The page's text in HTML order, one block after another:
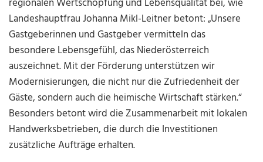
regionalen Wertschöpfung und Lebensqualität bei, wie
Landeshauptfrau Johanna Mikl-Leitner betont: „Unsere
Gastgeberinnen und Gastgeber vermitteln das
besondere Lebensgefühl, das Niederösterreich
auszeichnet. Mit der Förderung unterstützen wir
Modernisierungen, die nicht nur die Zufriedenheit der
Gäste, sondern auch die heimische Wirtschaft stärken.“
Besonders betont wird die Zusammenarbeit mit lokalen
Handwerksbetrieben, die durch die Investitionen
zusätzliche Aufträge erhalten.